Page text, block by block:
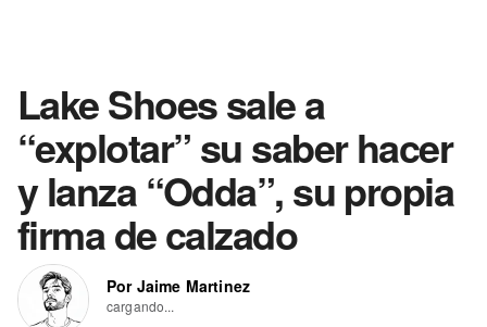
Lake Shoes sale a
“explotar” su saber hacer
y lanza “Odda”, su propia
firma de calzado
Por Jaime Martinez
cargando...